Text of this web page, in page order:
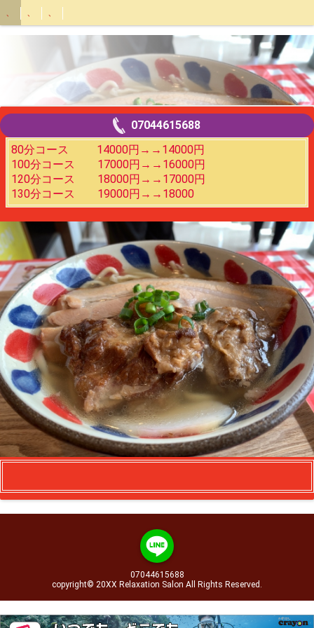
、 、 、
07044615688
80分コース 14000円→→14000円
100分コース 17000円→→16000円
120分コース 18000円→→17000円
130分コース 19000円→→18000
07044615688
copyright© 20XX Relaxation Salon All Rights Reserved.